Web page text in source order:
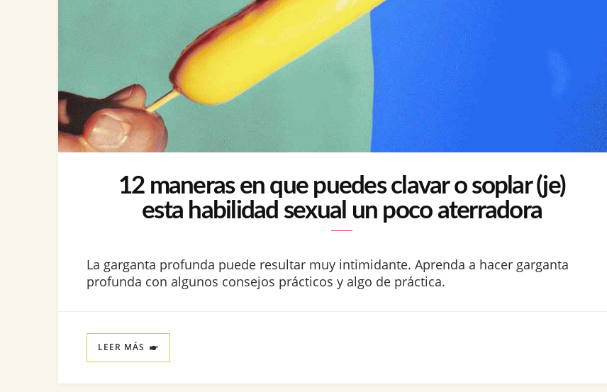
12 maneras en que puedes clavar o soplar (je)
esta habilidad sexual un poco aterradora
La garganta profunda puede resultar muy intimidante. Aprenda a hacer garganta
profunda con algunos consejos prácticos y algo de práctica.
LEER MÁS